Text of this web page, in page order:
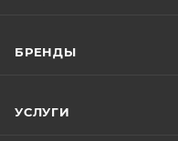
БРЕНДЫ
УСЛУГИ